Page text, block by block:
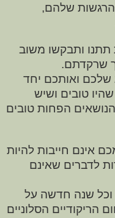
שלהם,
ותבקשו משוב
שרקדתם.
ואותכם יחד
טובים ושיש
הפחות טובים
אינם חייבות להיות
לדברים שאינם
וכל שנה חדשה על
הסלוניים